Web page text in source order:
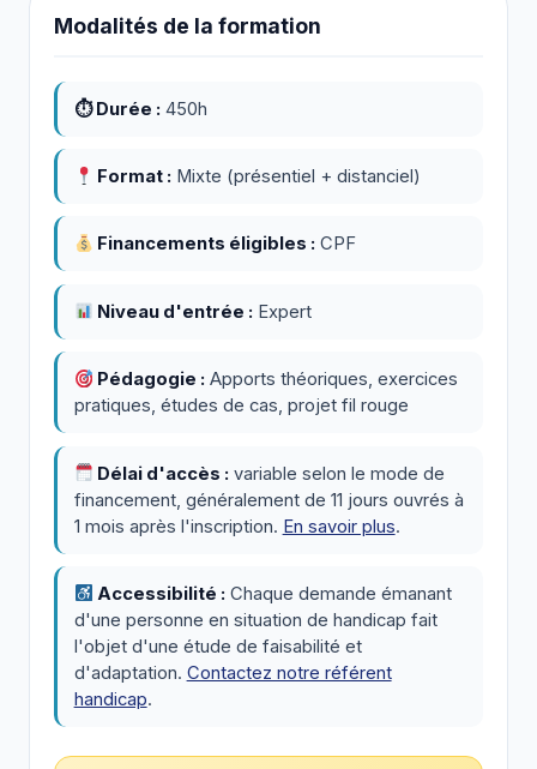
Modalités de la formation
⏱ Durée : 450h
Format : Mixte (présentiel + distanciel)
Financements éligibles : CPF
Niveau d'entrée : Expert
Pédagogie : Apports théoriques, exercices
pratiques, études de cas, projet fil rouge
Délai d'accès : variable selon le mode de
financement, généralement de 11 jours ouvrés à
1 mois après l'inscription. En savoir plus.
Accessibilité : Chaque demande émanant
d'une personne en situation de handicap fait
l'objet d'une étude de faisabilité et
d'adaptation. Contactez notre référent
handicap.